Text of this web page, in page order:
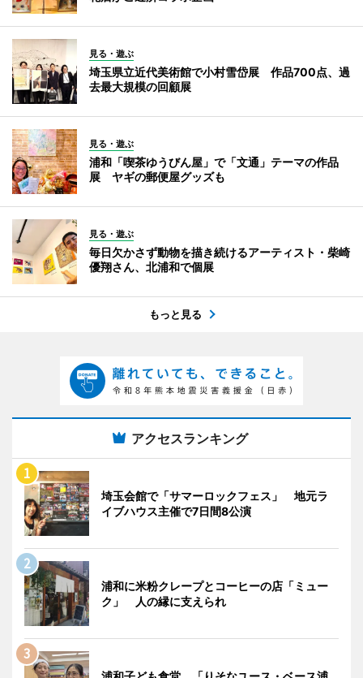
見る・遊ぶ
埼玉県立近代美術館で小村雪岱展 作品700点、過
去最大規模の回顧展
見る・遊ぶ
浦和「喫茶ゆうびん屋」で「文通」テーマの作品
展 ヤギの郵便屋グッズも
見る・遊ぶ
毎日欠かさず動物を描き続けるアーティスト・柴崎
優翔さん、北浦和で個展
もっと見る
アクセスランキング
埼玉会館で「サマーロックフェス」 地元ラ
イブハウス主催で7日間8公演
浦和に米粉クレープとコーヒーの店「ミュー
ク」 人の縁に支えられ